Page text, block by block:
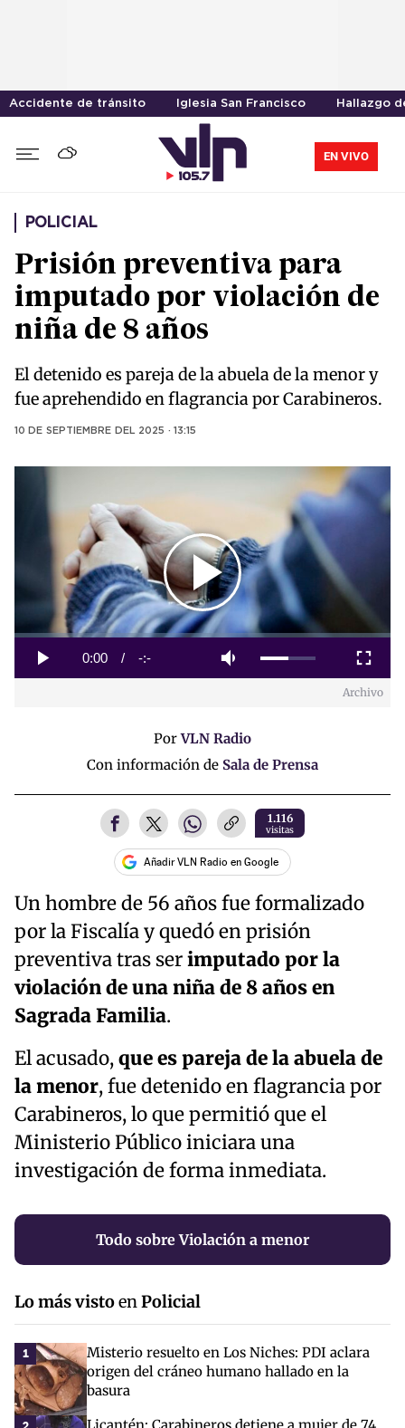
Accidente de tránsito Iglesia San Francisco Hallazgo
EN VIVO
POLICIAL
Prisión preventiva para
imputado por violación de
niña de 8 años
El detenido es pareja de la abuela de la menor y
fue aprehendido en flagrancia por Carabineros.
10 DE SEPTIEMBRE DEL 2025 · 13:15
Play
Video
Play Mute
Current
0:00 / Duration
-:-
Loaded:
Fullscreen
Archivo
PorVLN Radio
Con información de Sala de Prensa
1.116
visitas
Añadir VLN Radio en Google
Un hombre de 56 años fue formalizado
por la Fiscalía y quedó en prisión
preventiva tras serimputado por la
violación de una niña de 8 años en
Sagrada Familia.
El acusado,que es pareja de la abuela de
la menor, fue detenido en flagrancia por
Carabineros, lo que permitió que el
Ministerio Público iniciara una
investigación de forma inmediata.
Todo sobre Violación a menor
Lo más vistoenPolicial
1
Misterio resuelto en Los Niches: PDI aclara
origen del cráneo humano hallado en la
basura